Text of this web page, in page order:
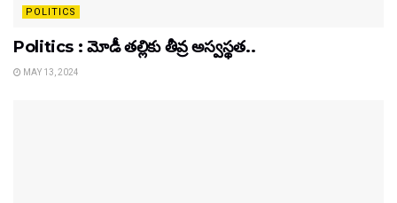
POLITICS
Politics : మోడీ తల్లికు తీవ్ర అస్వస్థత..
MAY 13, 2024